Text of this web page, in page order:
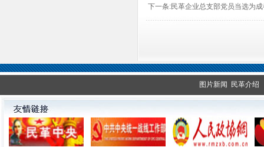
下一条:民革企业总支部党员当选为
图片新闻 民革介绍